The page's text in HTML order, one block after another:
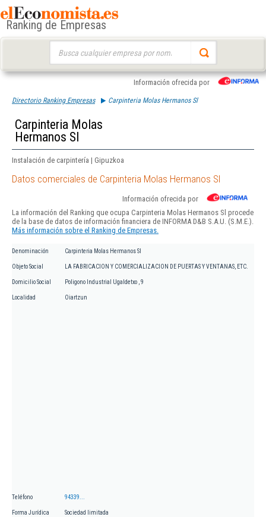
Ranking de Empresas
Información ofrecida por
Directorio Ranking Empresas Carpinteria Molas Hermanos Sl
Carpinteria Molas
Hermanos Sl
Instalación de carpintería | Gipuzkoa
Datos comerciales de Carpinteria Molas Hermanos Sl
Información ofrecida por
La información del Ranking que ocupa Carpinteria Molas Hermanos Sl procede
de la base de datos de información financiera de INFORMA D&B S.A.U. (S.M.E.).
Más información sobre el Ranking de Empresas.
Denominación Carpinteria Molas Hermanos Sl
Objeto Social LA FABRICACION Y COMERCIALIZACION DE PUERTAS Y VENTANAS, ETC.
Domicilio Social Poligono Industrial Ugaldetxo , 9
Localidad Oiartzun
Teléfono 94339...
Forma Jurídica Sociedad limitada